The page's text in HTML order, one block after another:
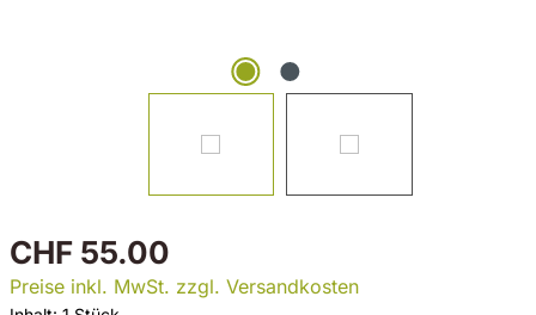
CHF 55.00
Preise inkl. MwSt. zzgl. Versandkosten